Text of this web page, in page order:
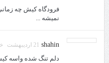
فرودگاه کیش چه
نمیشه ...
shahin 21 اردیبهشت
دلم تنگ شده واسه